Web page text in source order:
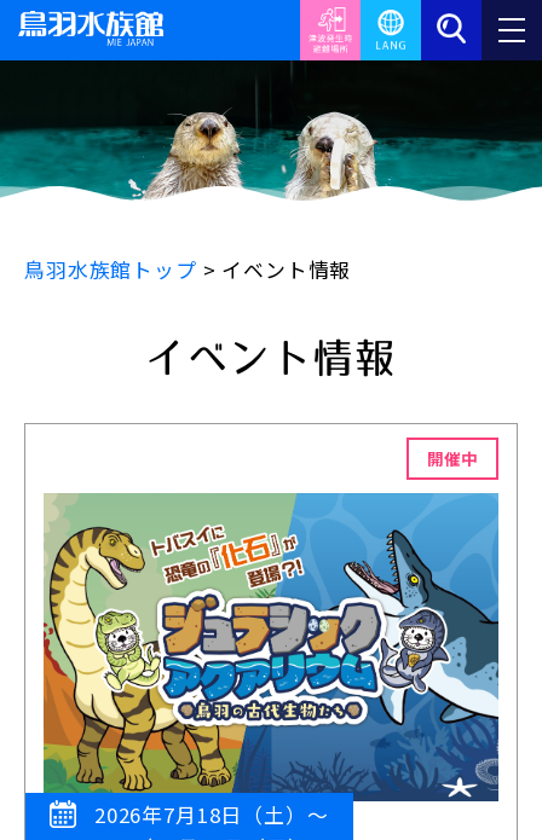
鳥羽水族館トップ > イベント情報
イベント情報
2026年7月18日（土）～
開催中